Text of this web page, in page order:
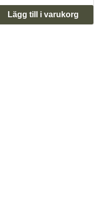
Lägg till i varukorg